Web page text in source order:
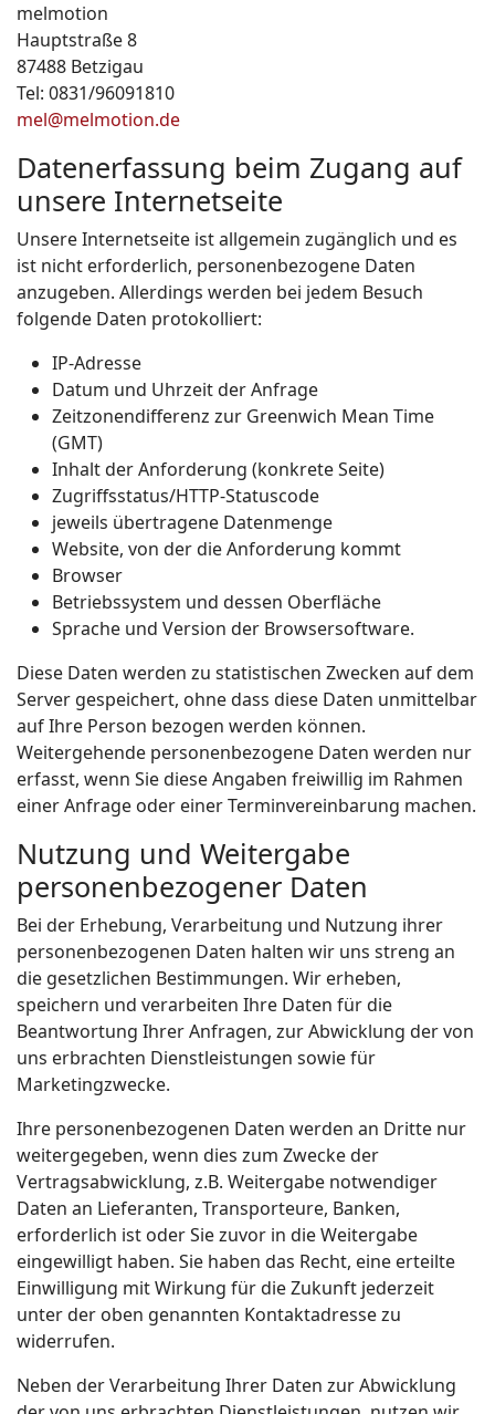
melmotion
Hauptstraße 8
87488 Betzigau
Tel: 0831/96091810
mel@melmotion.de
Datenerfassung beim Zugang auf
unsere Internetseite
Unsere Internetseite ist allgemein zugänglich und es
ist nicht erforderlich, personenbezogene Daten
anzugeben. Allerdings werden bei jedem Besuch
folgende Daten protokolliert:
IP-Adresse
Datum und Uhrzeit der Anfrage
Zeitzonendifferenz zur Greenwich Mean Time
(GMT)
Inhalt der Anforderung (konkrete Seite)
Zugriffsstatus/HTTP-Statuscode
jeweils übertragene Datenmenge
Website, von der die Anforderung kommt
Browser
Betriebssystem und dessen Oberfläche
Sprache und Version der Browsersoftware.
Diese Daten werden zu statistischen Zwecken auf dem
Server gespeichert, ohne dass diese Daten unmittelbar
auf Ihre Person bezogen werden können.
Weitergehende personenbezogene Daten werden nur
erfasst, wenn Sie diese Angaben freiwillig im Rahmen
einer Anfrage oder einer Terminvereinbarung machen.
Nutzung und Weitergabe
personenbezogener Daten
Bei der Erhebung, Verarbeitung und Nutzung ihrer
personenbezogenen Daten halten wir uns streng an
die gesetzlichen Bestimmungen. Wir erheben,
speichern und verarbeiten Ihre Daten für die
Beantwortung Ihrer Anfragen, zur Abwicklung der von
uns erbrachten Dienstleistungen sowie für
Marketingzwecke.
Ihre personenbezogenen Daten werden an Dritte nur
weitergegeben, wenn dies zum Zwecke der
Vertragsabwicklung, z.B. Weitergabe notwendiger
Daten an Lieferanten, Transporteure, Banken,
erforderlich ist oder Sie zuvor in die Weitergabe
eingewilligt haben. Sie haben das Recht, eine erteilte
Einwilligung mit Wirkung für die Zukunft jederzeit
unter der oben genannten Kontaktadresse zu
widerrufen.
Neben der Verarbeitung Ihrer Daten zur Abwicklung